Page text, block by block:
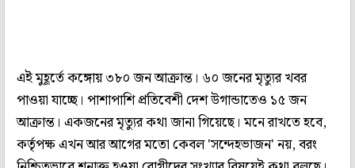
এই মুহূর্তে কঙ্গোয় ৩৮০ জন আক্রান্ত। ৬০ জনের মৃত্যুর খবর
পাওয়া যাচ্ছে। পাশাপাশি প্রতিবেশী দেশ উগান্ডাতেও ১৫ জন
আক্রান্ত। একজনের মৃত্যুর কথা জানা গিয়েছে। মনে রাখতে হবে,
কর্তৃপক্ষ এখন আর আগের মতো কেবল 'সন্দেহভাজন' নয়, বরং